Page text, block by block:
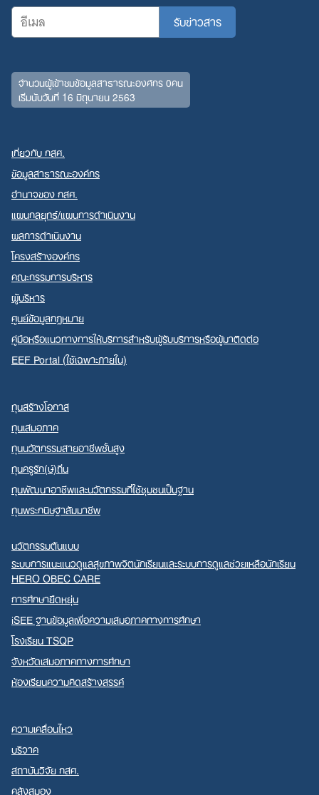
Search
for:
จำนวนผู้เข้าชมข้อมูลสาธารณะองค์กร 0คน
เริ่มนับวันที่ 16 มิถุนายน 2563
เกี่ยวกับ กสศ.
ข้อมูลสาธารณะองค์กร
อำนาจของ กสศ.
แผนกลยุทธ์/แผนการดำเนินงาน
ผลการดำเนินงาน
โครงสร้างองค์กร
คณะกรรมการบริหาร
ผู้บริหาร
ศูนย์ข้อมูลกฎหมาย
คู่มือหรือแนวทางการให้บริการสำหรับผู้รับบริการหรือผู้มาติดต่อ
EEF Portal (ใช้เฉพาะภายใน)
ทุนสร้างโอกาส
ทุนเสมอภาค
ทุนนวัตกรรมสายอาชีพชั้นสูง
ทุนครูรัก(ษ์)ถิ่น
ทุนพัฒนาอาชีพและนวัตกรรมที่ใช้ชุมชนเป็นฐาน
ทุนพระกนิษฐาสัมมาชีพ
นวัตกรรมต้นแบบ
ระบบการแนะแนวดูแลสุขภาพจิตนักเรียนและระบบการดูแลช่วยเหลือนักเรียน
HERO OBEC CARE
การศึกษายืดหยุ่น
iSEE ฐานข้อมูลเพื่อความเสมอภาคทางการศึกษา
โรงเรียน TSQP
จังหวัดเสมอภาคทางการศึกษา
ห้องเรียนความคิดสร้างสรรค์
ความเคลื่อนไหว
บริจาค
สถาบันวิจัย กสศ.
คลังสมอง